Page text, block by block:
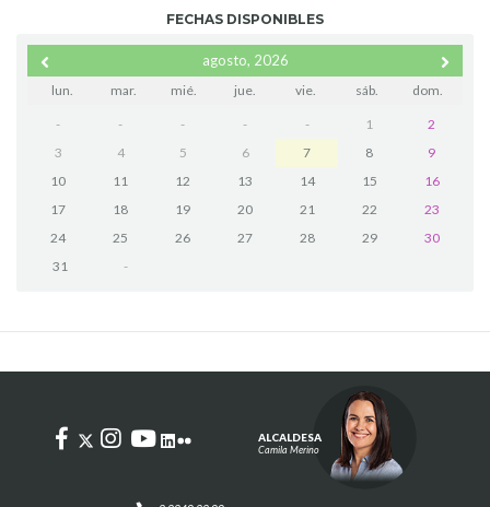
FECHAS DISPONIBLES
agosto, 2026
lun. mar. mié. jue. vie. sáb. dom.
- - - - - 1
2
3
4 5 6 7 8
9
10
11 12 13 14 15
16
17
18 19 20 21 22
23
24
25 26 27 28 29
30
31
-
ALCALDESA
Camila Merino